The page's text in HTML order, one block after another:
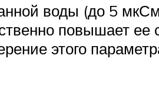
воды (до 5
повышает ее
этого